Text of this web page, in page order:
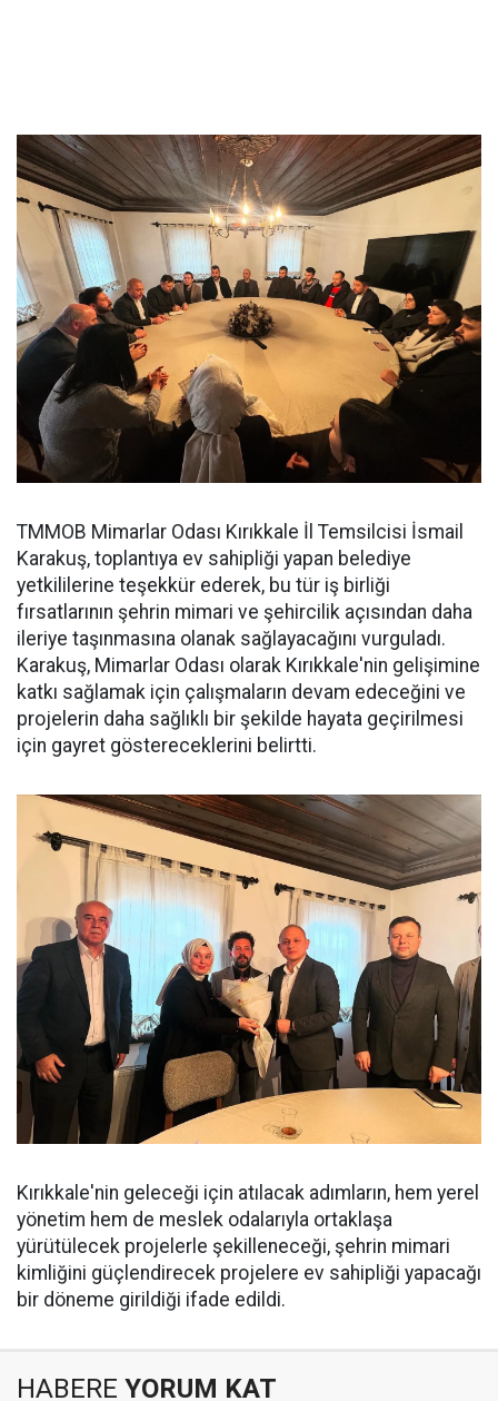
TMMOB Mimarlar Odası Kırıkkale İl Temsilcisi İsmail
Karakuş, toplantıya ev sahipliği yapan belediye
yetkililerine teşekkür ederek, bu tür iş birliği
fırsatlarının şehrin mimari ve şehircilik açısından daha
ileriye taşınmasına olanak sağlayacağını vurguladı.
Karakuş, Mimarlar Odası olarak Kırıkkale'nin gelişimine
katkı sağlamak için çalışmaların devam edeceğini ve
projelerin daha sağlıklı bir şekilde hayata geçirilmesi
için gayret göstereceklerini belirtti.
Kırıkkale'nin geleceği için atılacak adımların, hem yerel
yönetim hem de meslek odalarıyla ortaklaşa
yürütülecek projelerle şekilleneceği, şehrin mimari
kimliğini güçlendirecek projelere ev sahipliği yapacağı
bir döneme girildiği ifade edildi.
HABERE YORUM KAT